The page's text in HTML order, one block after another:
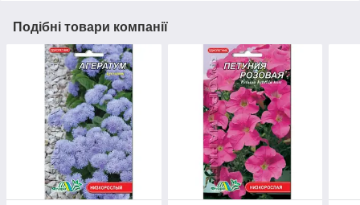
Подібні товари компанії